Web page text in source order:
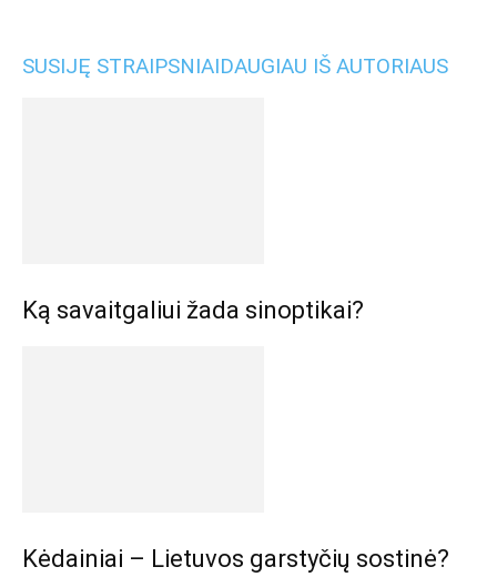
SUSIJĘ STRAIPSNIAIDAUGIAU IŠ AUTORIAUS
Ką savaitgaliui žada sinoptikai?
Kėdainiai – Lietuvos garstyčių sostinė?